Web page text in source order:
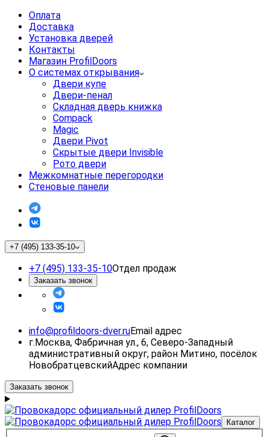
Оплата
Доставка
Установка дверей
Контакты
Магазин ProfilDoors
О системах открывания
Двери купе
Двери-пенал
Складная дверь книжка
Compack
Magic
Двери Pivot
Скрытые двери Invisible
Рото двери
Межкомнатные перегородки
Стеновые панели
+7 (495) 133-35-10
+7 (495) 133-35-10Отдел продаж
Заказать звонок
info@profildoors-dver.ruEmail адрес
г.Москва, Фабричная ул., 6, Северо-Западный
административный округ, район Митино, посёлок
НовобратцевскийАдрес компании
Заказать звонок
Каталог